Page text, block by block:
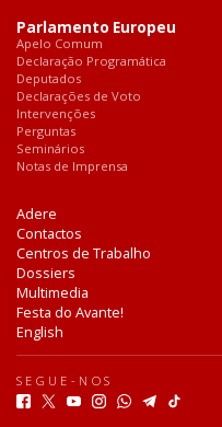
Parlamento Europeu
Apelo Comum
Declaração Programática
Deputados
Declarações de Voto
Intervenções
Perguntas
Seminários
Notas de Imprensa
Adere
Contactos
Centros de Trabalho
Dossiers
Multimedia
Festa do Avante!
English
SEGUE-NOS
F T I W T T